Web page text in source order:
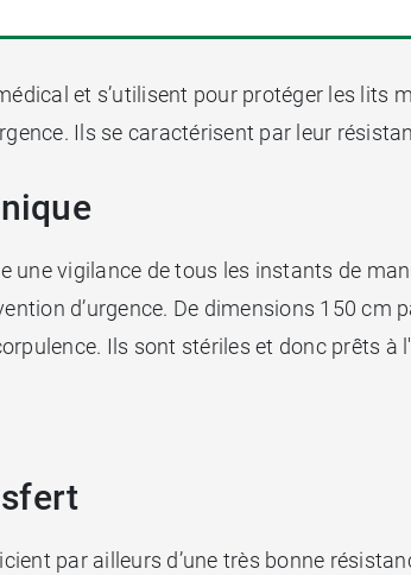
et s’utilisent pour protéger les lits
Ils se caractérisent par leur
une vigilance de tous les instants de
d’urgence. De dimensions 150 cm
Ils sont stériles et donc prêts à
par ailleurs d’une très bonne